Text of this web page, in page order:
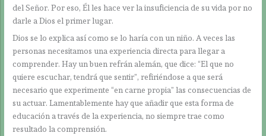
del Señor. Por eso, Él les hace ver la insuficiencia de su vida por no
darle a Dios el primer lugar.
Dios se lo explica así como se lo haría con un niño. A veces las
personas necesitamos una experiencia directa para llegar a
comprender. Hay un buen refrán alemán, que dice: “El que no
quiere escuchar, tendrá que sentir”, refiriéndose a que será
necesario que experimente “en carne propia” las consecuencias de
su actuar. Lamentablemente hay que añadir que esta forma de
educación a través de la experiencia, no siempre trae como
resultado la comprensión.